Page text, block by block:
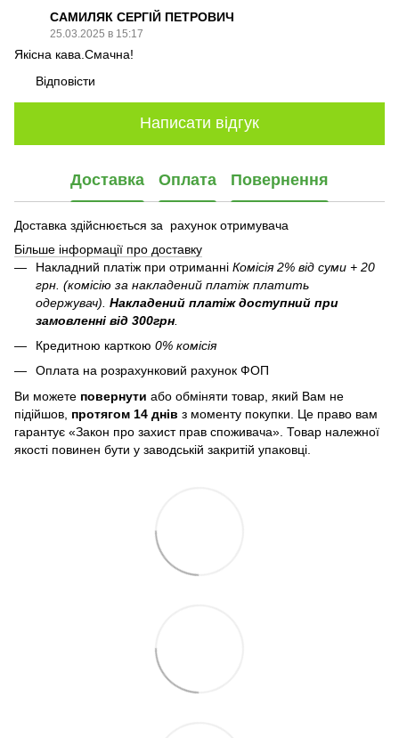
САМИЛЯК СЕРГІЙ ПЕТРОВИЧ
25.03.2025 в 15:17
Якісна кава.Смачна!
Відповісти
Написати відгук
Доставка Оплата Повернення
Доставка здійснюється за рахунок отримувача
Більше інформації про доставку
Накладний платіж при отриманні Комісія 2% від суми + 20
грн. (комісію за накладений платіж платить
одержувач). Накладений платіж доступний при
замовленні від 300грн
Кредитною карткою 0% комісія
Оплата на розрахунковий рахунок ФОП
Ви можете повернути або обміняти товар, який Вам не
підійшов, протягом 14 днів з моменту покупки. Це право вам
гарантує «Закон про захист прав споживача». Товар належної
якості повинен бути у заводській закритій упаковці.